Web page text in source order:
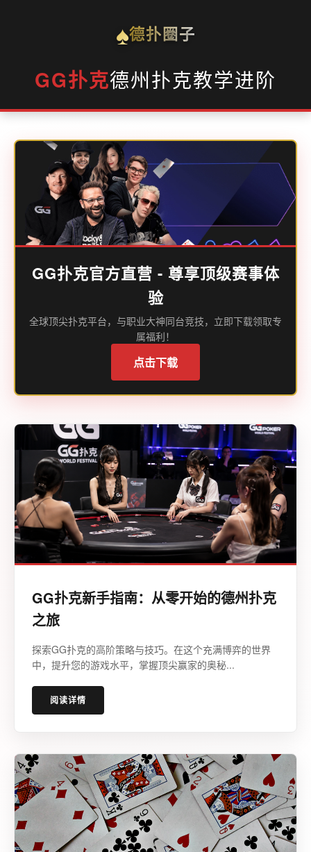
♠德扑圈子
GG扑克德州扑克教学进阶
GG扑克官方直营 - 尊享顶级赛事体
验
全球顶尖扑克平台，与职业大神同台竞技，立即下载领取专
属福利！
点击下载
GG扑克新手指南：从零开始的德州扑克
之旅
探索GG扑克的高阶策略与技巧。在这个充满博弈的世界
中，提升您的游戏水平，掌握顶尖赢家的奥秘...
阅读详情